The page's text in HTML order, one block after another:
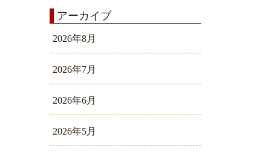
アーカイブ
2026年8月
2026年7月
2026年6月
2026年5月